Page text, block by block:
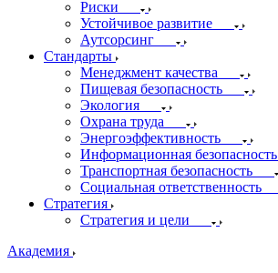
Риски
Устойчивое развитие
Аутсорсинг
Стандарты
Менеджмент качества
Пищевая безопасность
Экология
Охрана труда
Энергоэффективность
Информационная безопасность
Транспортная безопасность
Социальная ответственность
Стратегия
Стратегия и цели
Академия